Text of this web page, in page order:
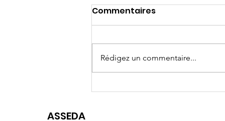
Commentaires
Rédigez un commentaire...
ASSEDA